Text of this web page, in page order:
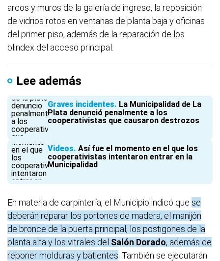
arcos y muros de la galería de ingreso, la reposición
de vidrios rotos en ventanas de planta baja y oficinas
del primer piso, además de la reparación de los
blindex del acceso principal.
Lee además
Graves incidentes La Municipalidad de La
Plata denunció penalmente a los
cooperativistas que causaron destrozos
Videos Así fue el momento en el que los
cooperativistas intentaron entrar en la
Municipalidad
En materia de carpintería, el Municipio indicó que se
deberán reparar los portones de madera, el manijón
de bronce de la puerta principal, los postigones de la
planta alta y los vitrales del Salón Dorado, además de
reponer molduras y batientes . También se ejecutarán